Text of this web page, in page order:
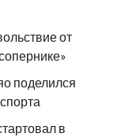
от
поделился
в